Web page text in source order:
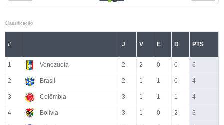
Classificacão
# J V E D PTS
1 Venezuela 2 2 0 0 6
2 Brasil 2 1 1 0 4
3 Colômbia 3 1 1 1 4
4 Bolívia 3 1 0 2 3